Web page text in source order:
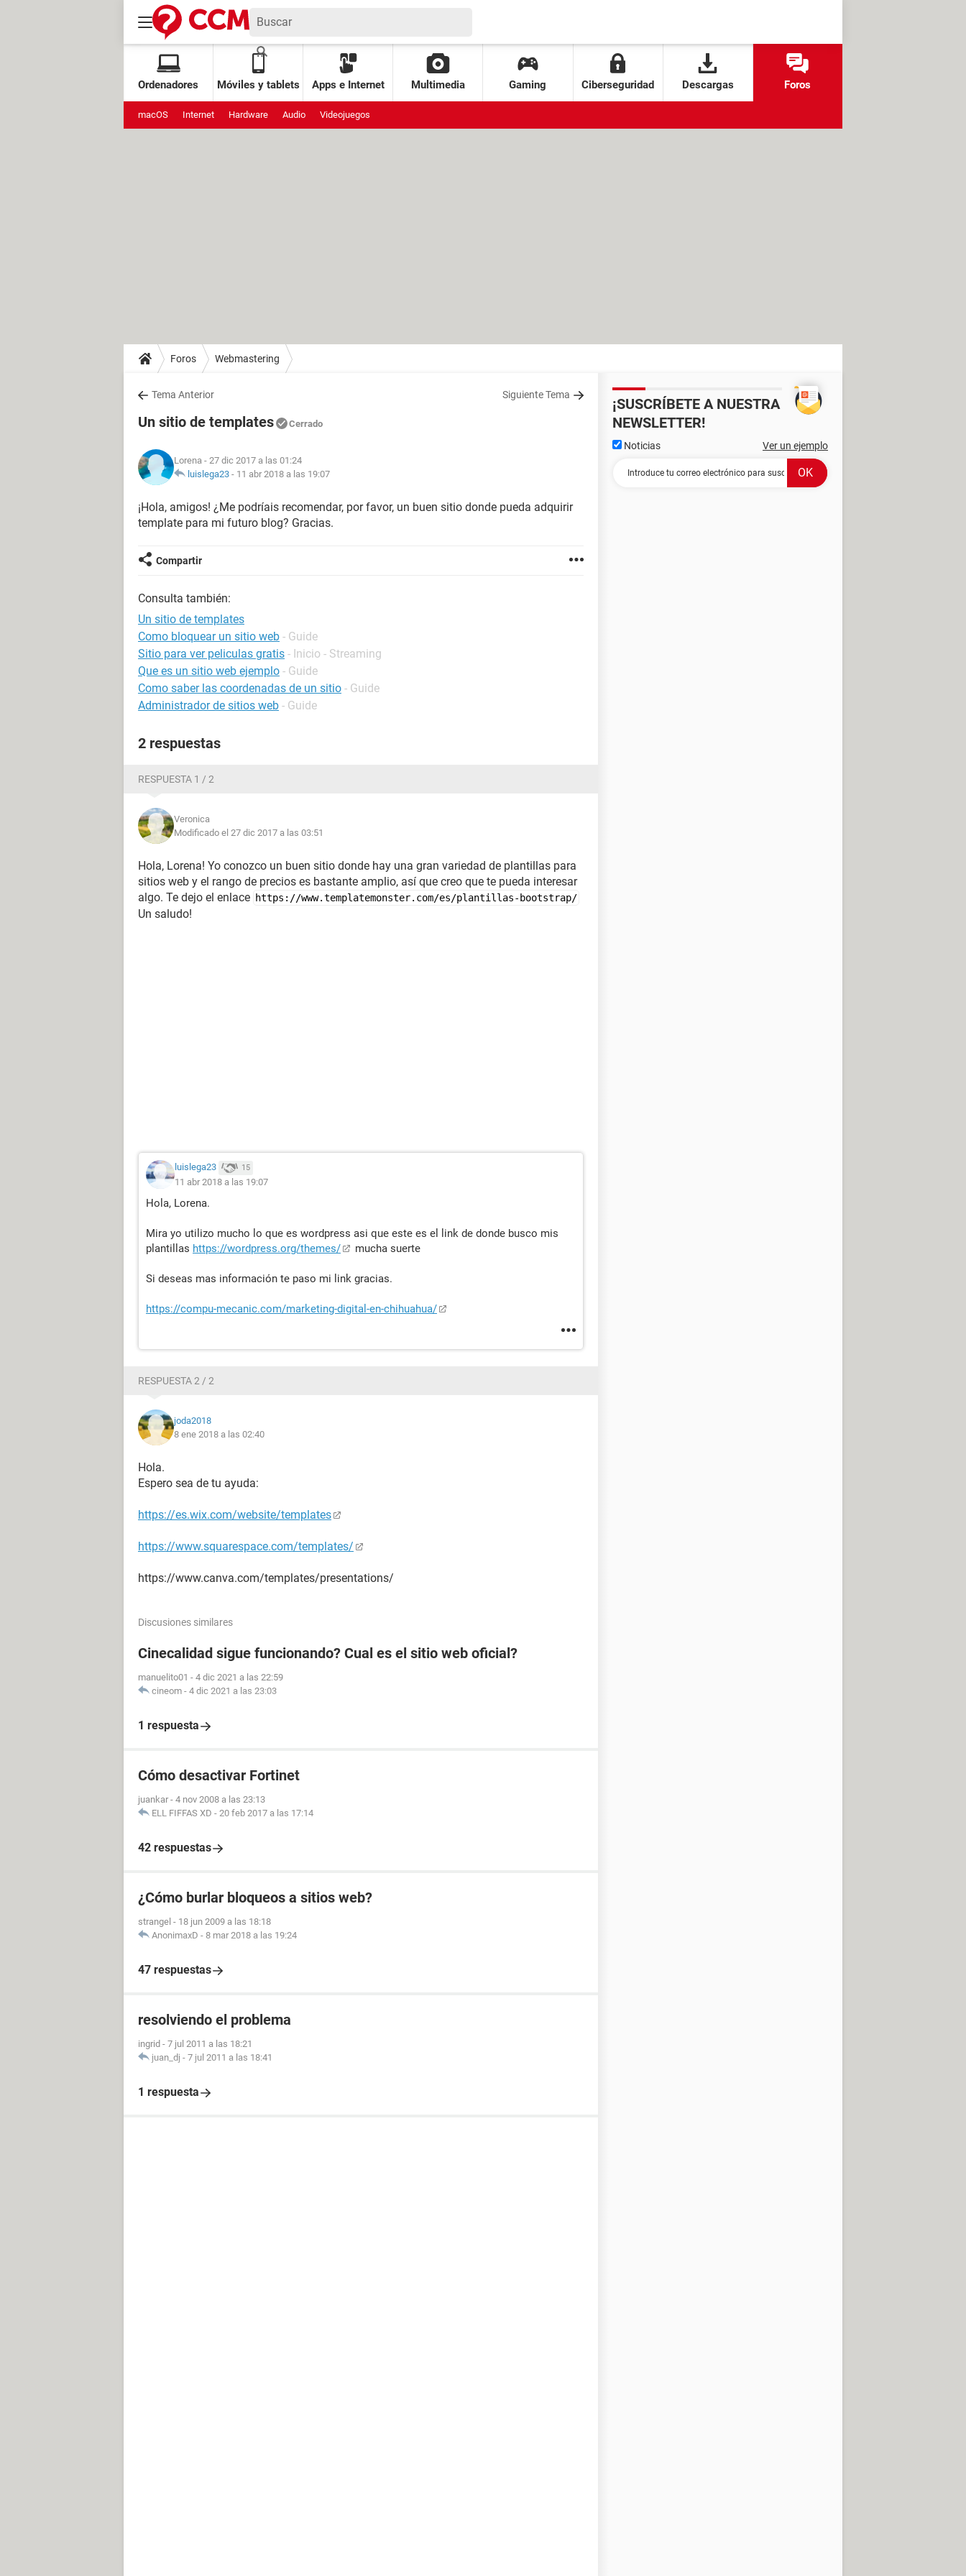
Ordenadores Móviles y tablets Apps e Internet Multimedia Gaming Ciberseguridad Descargas Foros
macOS Internet Hardware Audio Videojuegos
Foros Webmastering
Tema Anterior Siguiente Tema
Un sitio de templates Cerrado
Lorena - 27 dic 2017 a las 01:24
luislega23 - 11 abr 2018 a las 19:07
¡Hola, amigos! ¿Me podríais recomendar, por favor, un buen sitio donde pueda adquirir
template para mi futuro blog? Gracias.
Compartir
Consulta también:
Un sitio de templates
Como bloquear un sitio web - Guide
Sitio para ver peliculas gratis - Inicio - Streaming
Que es un sitio web ejemplo - Guide
Como saber las coordenadas de un sitio - Guide
Administrador de sitios web - Guide
2 respuestas
RESPUESTA 1 / 2
Veronica
Modificado el 27 dic 2017 a las 03:51
Hola, Lorena! Yo conozco un buen sitio donde hay una gran variedad de plantillas para
sitios web y el rango de precios es bastante amplio, así que creo que te pueda interesar
algo. Te dejo el enlace https://www.templatemonster.com/es/plantillas-bootstrap/
Un saludo!
luislega23 15
11 abr 2018 a las 19:07
Hola, Lorena.
Mira yo utilizo mucho lo que es wordpress asi que este es el link de donde busco mis
plantillas https://wordpress.org/themes/ mucha suerte
Si deseas mas información te paso mi link gracias.
https://compu-mecanic.com/marketing-digital-en-chihuahua/
RESPUESTA 2 / 2
joda2018
8 ene 2018 a las 02:40
Hola.
Espero sea de tu ayuda:
https://es.wix.com/website/templates
https://www.squarespace.com/templates/
https://www.canva.com/templates/presentations/
Discusiones similares
Cinecalidad sigue funcionando? Cual es el sitio web oficial?
manuelito01 - 4 dic 2021 a las 22:59
cineom - 4 dic 2021 a las 23:03
1 respuesta
Cómo desactivar Fortinet
juankar - 4 nov 2008 a las 23:13
ELL FIFFAS XD - 20 feb 2017 a las 17:14
42 respuestas
¿Cómo burlar bloqueos a sitios web?
strangel - 18 jun 2009 a las 18:18
AnonimaxD - 8 mar 2018 a las 19:24
47 respuestas
resolviendo el problema
ingrid - 7 jul 2011 a las 18:21
juan_dj - 7 jul 2011 a las 18:41
1 respuesta
¡SUSCRÍBETE A NUESTRA
NEWSLETTER!
Noticias Ver un ejemplo